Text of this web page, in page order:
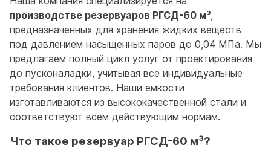
производстве резервуаров РГСД-60 м³,
предназначенных для хранения жидких веществ
под давлением насыщенных паров до 0,04 МПа. Мы
предлагаем полный цикл услуг от проектирования
до пусконаладки, учитывая все индивидуальные
требования клиентов. Наши емкости
изготавливаются из высококачественной стали и
соответствуют всем действующим нормам.
Что такое резервуар РГСД-60 м³?